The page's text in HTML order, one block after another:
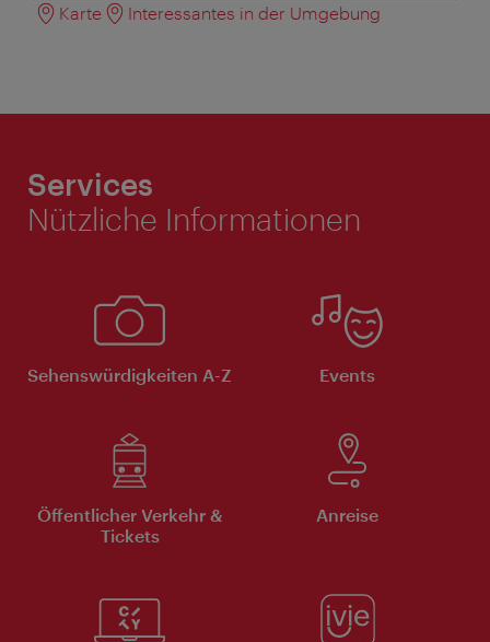
Karte
Interessantes in der Umgebung
Services
Nützliche Informationen
Sehenswürdigkeiten A-Z Events
Öffentlicher Verkehr &
Tickets
Anreise